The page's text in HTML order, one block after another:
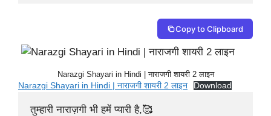
Copy to Clipboard
Narazgi Shayari in Hindi | नाराजगी शायरी 2 लाइन
Narazgi Shayari in Hindi | नाराजगी शायरी 2 लाइन
Download
तुम्हारी नाराज़गी भी हमें प्यारी है,🥰